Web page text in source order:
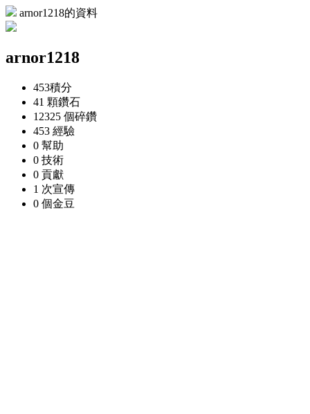
arnor1218的資料
arnor1218
453積分
41 顆鑽石
12325 個碎鑽
453 經驗
0 幫助
0 技術
0 貢獻
1 次宣傳
0 個金豆